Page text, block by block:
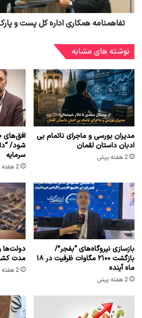
تفاهمنامه همکاری اداره کل پست و
نوشته های مشابه
مدیران بورسی و ماجرای ناتمام بی
ادبان داستان لقمان
2 هفته پیش
افق‌های
شود/
سرمایه
2 هفته پیش
بازسازی نیروگاه‌های “بفجر”/
بازگشت ۲۱۰۰ مگاوات ظرفیت در ۱۸
ماه آینده
2 هفته پیش
دولت‌ها
مدت
2 هفته پیش